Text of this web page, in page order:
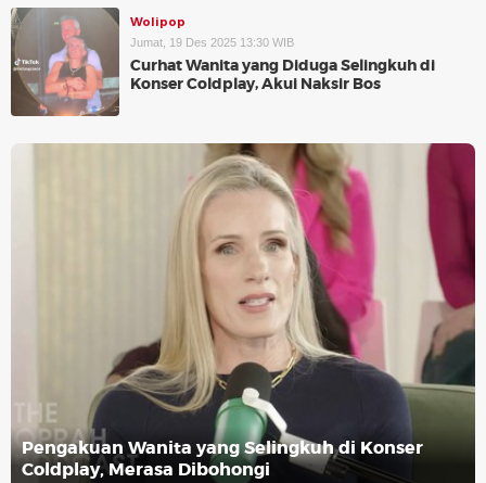
Wolipop
Jumat, 19 Des 2025 13:30 WIB
Curhat Wanita yang Diduga Selingkuh di
Konser Coldplay, Akui Naksir Bos
Pengakuan Wanita yang Selingkuh di Konser
Coldplay, Merasa Dibohongi